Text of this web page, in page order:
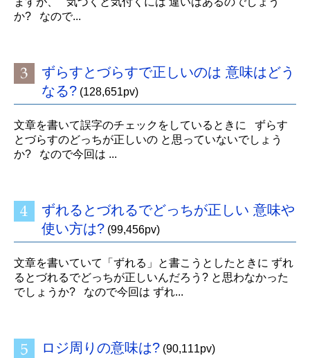
か? なので...
ずらすとづらすで正しいのは 意味はどう
なる? (128,651pv)
文章を書いて誤字のチェックをしているときに ずらす
とづらすのどっちが正しいの と思っていないでしょう
か? なので今回は ...
ずれるとづれるでどっちが正しい 意味や
使い方は? (99,456pv)
文章を書いていて「ずれる」と書こうとしたときに ずれ
るとづれるでどっちが正しいんだろう? と思わなかった
でしょうか? なので今回は ずれ...
ロジ周りの意味は? (90,111pv)